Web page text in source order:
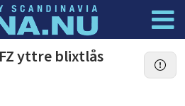
Logga in
yttre blixtlås